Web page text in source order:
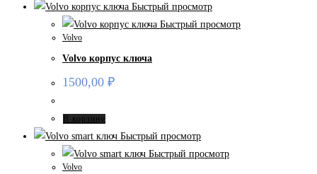
Быстрый просмотр
Быстрый просмотр
Volvo
Volvo корпус ключа
1500,00 ₽
В корзину
Быстрый просмотр
Быстрый просмотр
Volvo